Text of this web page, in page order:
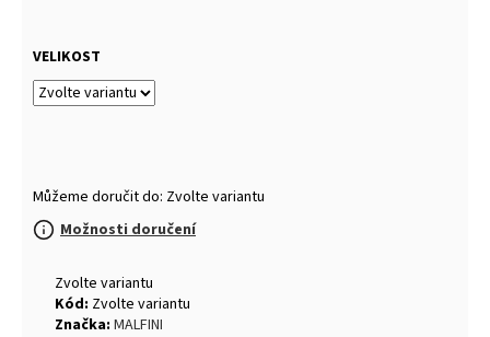
VELIKOST
Můžeme doručit do: Zvolte variantu
Možnosti doručení
Zvolte variantu
Kód: Zvolte variantu
Značka: MALFINI